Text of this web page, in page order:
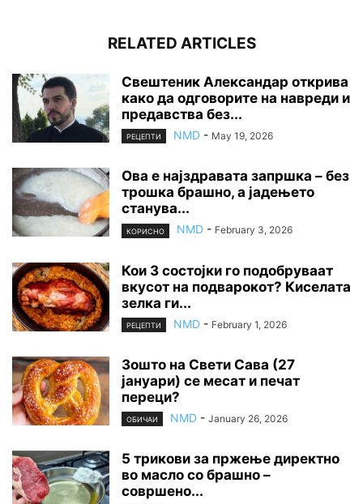
RELATED ARTICLES
Свештеник Александар открива
како да одговорите на навреди и
предавства без...
РЕЦЕПТИ NMD - May 19, 2026
Ова е најздравата запршка – без
трошка брашно, а јадењето
станува...
КОРИСНО NMD - February 3, 2026
Кои 3 состојки го подобруваат
вкусот на подварокот? Киселата
зелка ги...
РЕЦЕПТИ NMD - February 1, 2026
Зошто на Свети Сава (27
јануари) се месат и печат
переци?
ОБИЧАИ NMD - January 26, 2026
5 трикови за пржење директно
во масло со брашно –
совршено...